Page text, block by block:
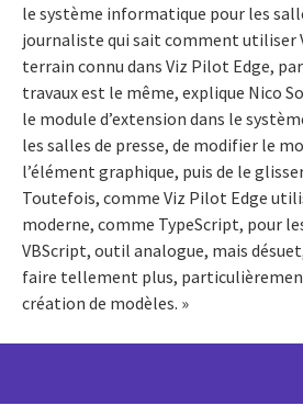
le système informatique pour les
journaliste qui sait comment utiliser
terrain connu dans Viz Pilot Edge,
travaux est le même, explique Nico
le module d’extension dans le
les salles de presse, de modifier le
l’élément graphique, puis de le
Toutefois, comme Viz Pilot Edge
moderne, comme TypeScript, pour
VBScript, outil analogue, mais
faire tellement plus,
création de modèles. »